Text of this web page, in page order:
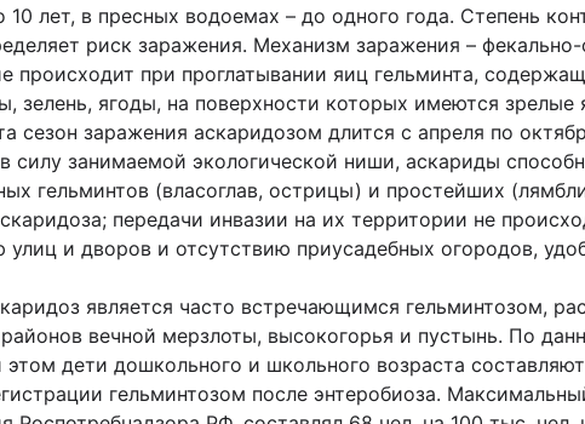
10 лет, в пресных водоемах – до одного года. Степень
риск заражения. Механизм заражения –
происходит при проглатывании яиц гельминта,
зелень, ягоды, на поверхности которых имеются зрелые
сезон заражения аскаридозом длится с апреля по
силу занимаемой экологической ниши, аскариды
гельминтов (власоглав, острицы) и простейших
передачи инвазии на их территории не
улиц и дворов и отсутствию приусадебных огородов,
является часто встречающимся гельминтозом,
вечной мерзлоты, высокогорья и пустынь. По
дети дошкольного и школьного возраста
гельминтозом после энтеробиоза.